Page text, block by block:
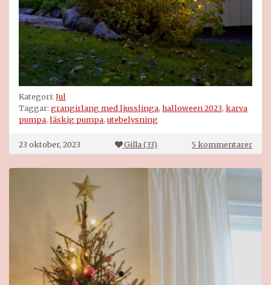
Kategori: Jul
Taggar: grangirlang med ljusslinga, halloween 2023, karva
pumpa, läskig pumpa, utebelysning
23 oktober, 2023 Gilla (33) 5 kommentarertill
och